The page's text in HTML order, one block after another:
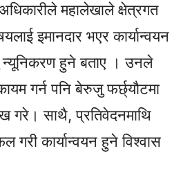
महालेखाले क्षेत्रगत
इमानदार भएर कार्यान्वयन
हुने बताए । उनले
गर्न पनि बेरुजु फर्छ्यौटमा
गरे। साथै, प्रतिवेदनमाथि
गरी कार्यान्वयन हुने विश्वास